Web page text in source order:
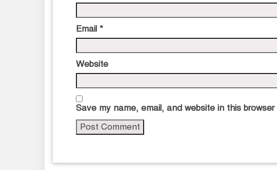
Email *
Website
Save my name, email, and website in this